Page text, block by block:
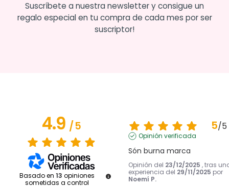
Suscríbete a nuestra newsletter y consigue un
regalo especial en tu compra de cada mes por ser
suscriptor!
4.9/5
Basado en 13 opiniones
sometidas a control
5/5
Opinión verificada
Són burna marca
Opinión del 23/12/2025 , tras
experiencia del 29/11/2025 por
Noemí P.